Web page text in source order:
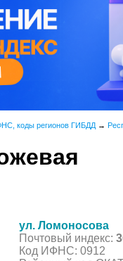
коды регионов ГИБДД →
ул. Ломоносова
Почтовый индекс:
Код ИФНС: 0912